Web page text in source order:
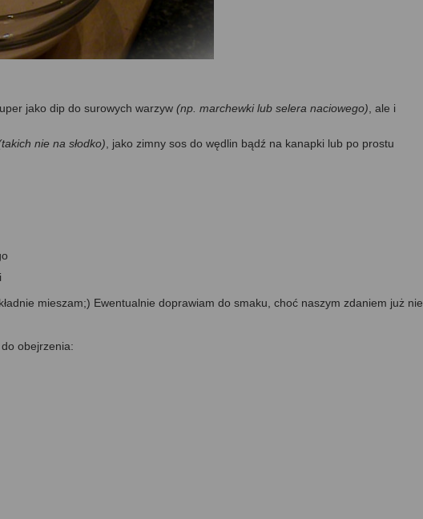
jako dip do surowych warzyw (np. marchewki lub selera naciowego) , ale i
nie na słodko) , jako zimny sos do wędlin bądź na kanapki lub po prostu
mieszam;) Ewentualnie doprawiam do smaku, choć naszym zdaniem już nie
obejrzenia: